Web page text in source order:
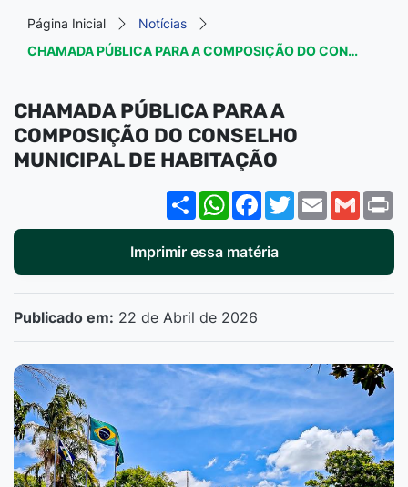
Página Inicial
Notícias
CHAMADA PÚBLICA PARA A COMPOSIÇÃO DO CON…
CHAMADA PÚBLICA PARA A
COMPOSIÇÃO DO CONSELHO
MUNICIPAL DE HABITAÇÃO
ShareWhatsApp
Facebook
Twitter
EmailGmail
Imprimir essa matéria
Publicado em: 22 de Abril de 2026